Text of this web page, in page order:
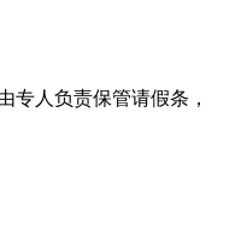
专人负责保管请假条，